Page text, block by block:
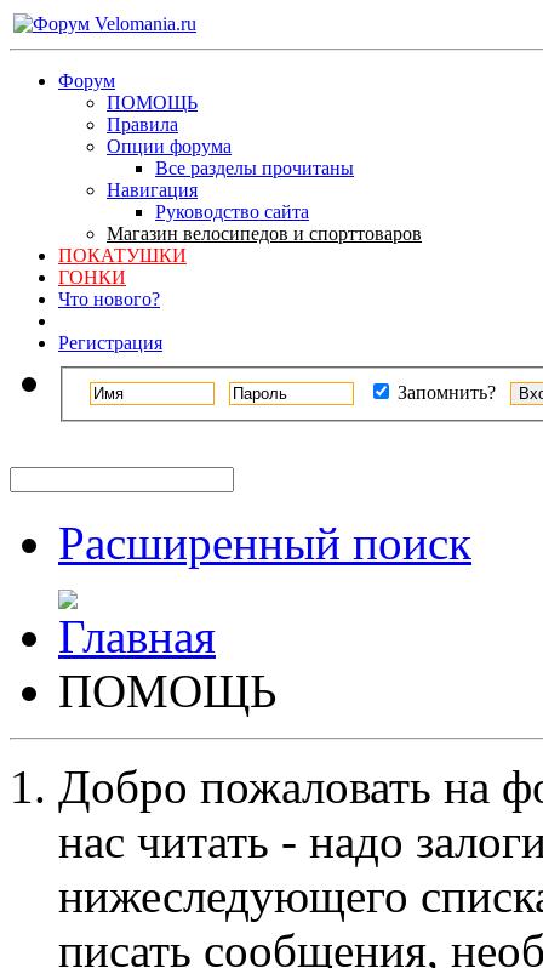
Форум
ПОМОЩЬ
Правила
Опции форума
Все разделы прочитаны
Навигация
Руководство сайта
Магазин велосипедов и спорттоваров
ПОКАТУШКИ
ГОНКИ
Что нового?
Регистрация
Запомнить?
Расширенный поиск
ПОМОЩЬ
Добро пожаловать на
нас читать - надо
нижеследующего
писать сообщения,